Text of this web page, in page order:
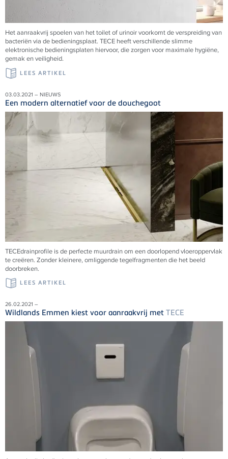
Het aanraakvrij spoelen van het toilet of urinoir voorkomt de verspreiding van
bacteriën via de bedieningsplaat. TECE heeft verschillende slimme
elektronische bedieningsplaten hiervoor, die zorgen voor maximale hygiëne,
gemak en veiligheid.
LEES ARTIKEL
03.03.2021 – NIEUWS
Een modern alternatief voor de douchegoot
TECEdrainprofile is de perfecte muurdrain om een doorlopend vloeroppervlak
te creëren. Zonder kleinere, omliggende tegelfragmenten die het beeld
doorbreken.
LEES ARTIKEL
26.02.2021 –
Wildlands Emmen kiest voor aanraakvrij met TECE